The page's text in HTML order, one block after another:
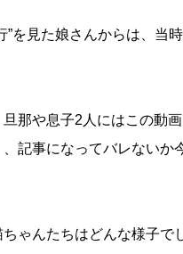
を見た娘さんからは、当
那や息子2人にはこの動
記事になってバレないか
ゃんたちはどんな様子